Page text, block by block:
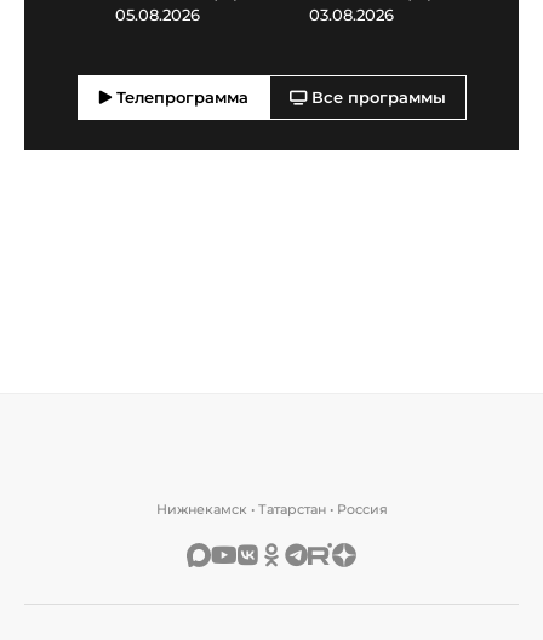
05.08.2026
03.08.2026
Телепрограмма Все программы
Нижнекамск • Татарстан • Россия